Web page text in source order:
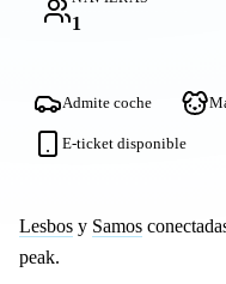
1
Admite coche
E-ticket disponible
Lesbos y Samos
peak.